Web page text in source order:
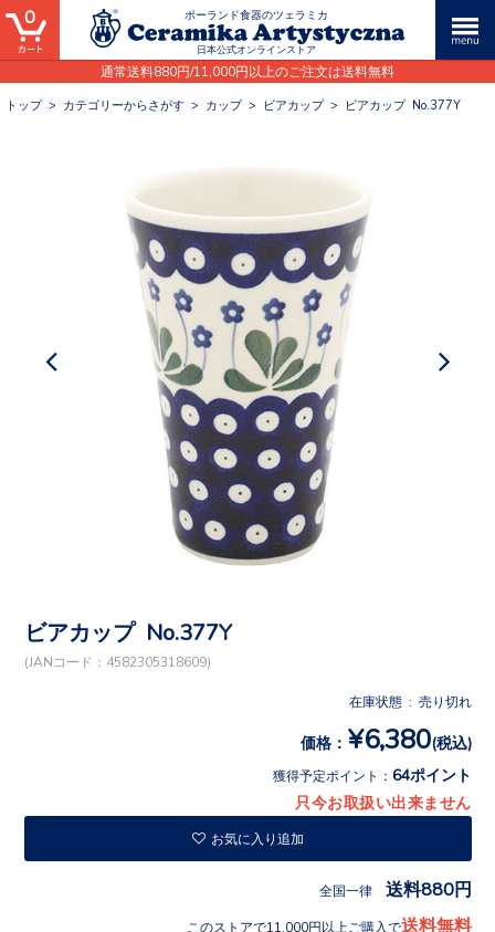
ポーランド食器のツェラミカ
日本公式オンラインストア
通常送料880円/11,000円以上のご注文は送料無料
0
トップ> カテゴリーからさがす > カップ> ビアカップ> ビアカップ No.377Y
ビアカップ No.377Y
(JANコード：4582305318609)
在庫状態 : 売り切れ
価格： ¥6,380(税込)
獲得予定ポイント： 64ポイント
只今お取扱い出来ません
お気に入り追加
全国一律 送料880円
このストアで11,000円以上ご購入で送料無料